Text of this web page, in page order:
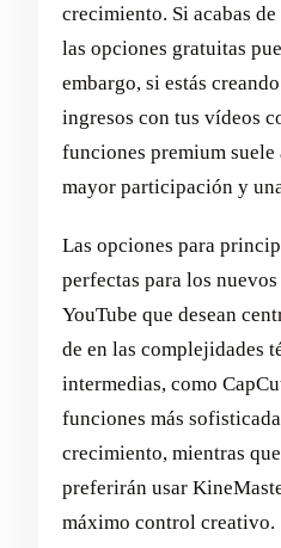
crecimiento. Si acabas
las opciones gratuitas
embargo, si estás
ingresos con tus vídeos
funciones premium suele
mayor participación y
Las opciones para
perfectas para los
YouTube que desean
de en las complejidades
intermedias, como
funciones más
crecimiento, mientras
preferirán usar
máximo control creativo.